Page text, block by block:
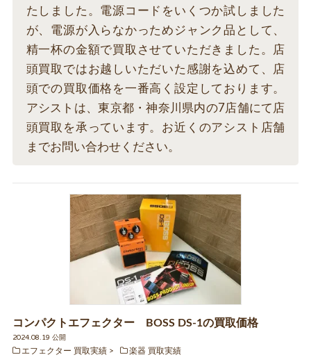
たしました。電源コードをいくつか試しました
が、電源が入らなかっためジャンク品として、
精一杯の金額で買取させていただきました。店
頭買取ではお越しいただいた感謝を込めて、店
頭での買取価格を一番高く設定しております。
アシストは、東京都・神奈川県内の7店舗にて店
頭買取を承っています。お近くのアシスト店舗
までお問い合わせください。
コンパクトエフェクター BOSS DS-1の買取価格
2024.08.19 公開
エフェクター 買取実績
楽器 買取実績